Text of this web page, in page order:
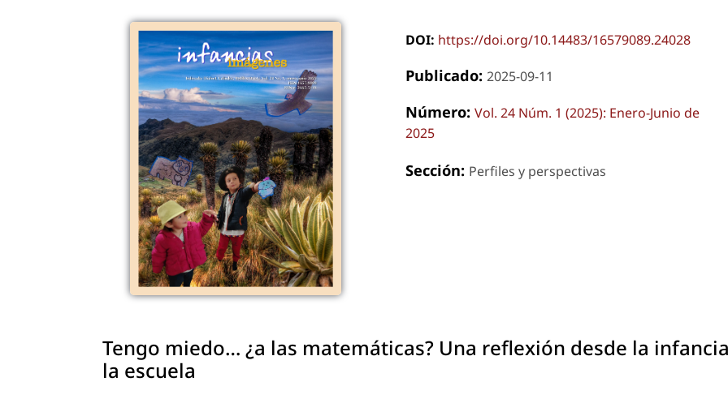
DOI: https://doi.org/10.14483/16579089.24028
Publicado: 2025-09-11
Número: Vol. 24 Núm. 1 (2025): Enero-Junio de
2025
Sección: Perfiles y perspectivas
Tengo miedo… ¿a las matemáticas? Una reflexión desde la
la escuela